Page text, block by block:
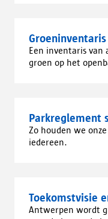
Groeninventaris
Een inventaris van
groen op het
Parkreglement
Zo houden we
iedereen.
Toekomstvisie
Antwerpen wordt